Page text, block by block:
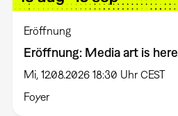
Eröffnung
Eröffnung: Media art is here
Mi, 12.08.2026 18:30 Uhr CEST
Foyer